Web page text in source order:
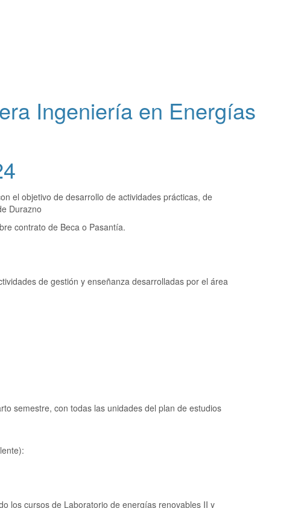
Ingeniería en Energías
el objetivo de desarrollo de actividades prácticas, de
Durazno
contrato de Beca o Pasantía.
de gestión y enseñanza desarrolladas por el área
semestre, con todas las unidades del plan de estudios
cursos de Laboratorio de energías renovables II y